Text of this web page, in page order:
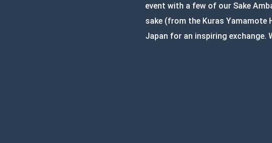
event with a few of our Sake
sake (from the Kuras
Japan for an inspiring exchange.